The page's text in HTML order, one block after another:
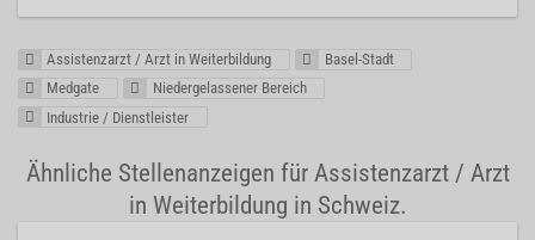
Assistenzarzt / Arzt in Weiterbildung
Basel-Stadt
Medgate
Niedergelassener Bereich
Industrie / Dienstleister
Ähnliche Stellenanzeigen für Assistenzarzt / Arzt
in Weiterbildung in Schweiz.